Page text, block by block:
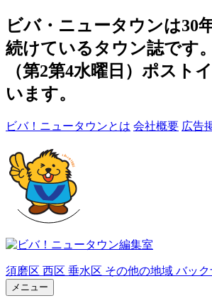
ビバ・ニュータウンは30
続けているタウン誌です
（第2第4水曜日）ポスト
います。
ビバ！ニュータウンとは 会社概要 広告
須磨区 西区 垂水区 その他の地域 バッ
メニュー